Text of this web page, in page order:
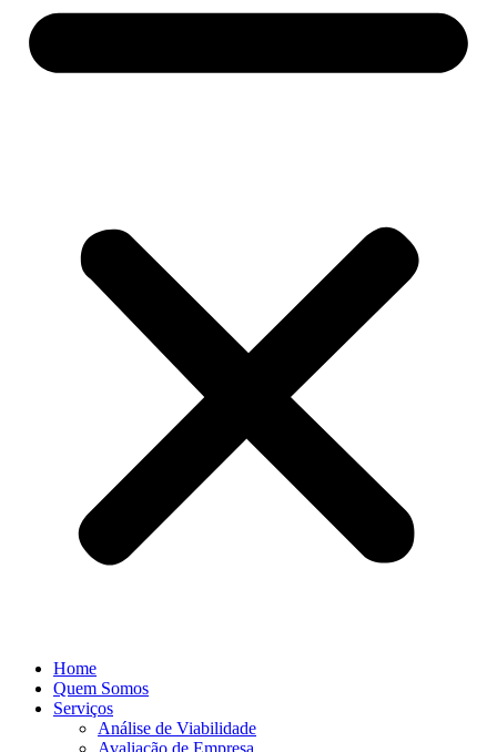
Home
Quem Somos
Serviços
Análise de Viabilidade
Avaliação de Empresa